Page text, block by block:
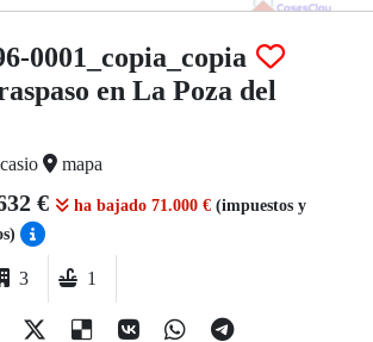
0001_copia_copia
en La Poza del
mapa
€ ha bajado 71.000 € (impuestos y
3 1